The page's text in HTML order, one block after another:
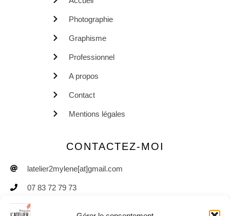
Photographie
Graphisme
Professionnel
A propos
Contact
Mentions légales
CONTACTEZ-MOI
latelier2mylene[at]gmail.com
07 83 72 79 73